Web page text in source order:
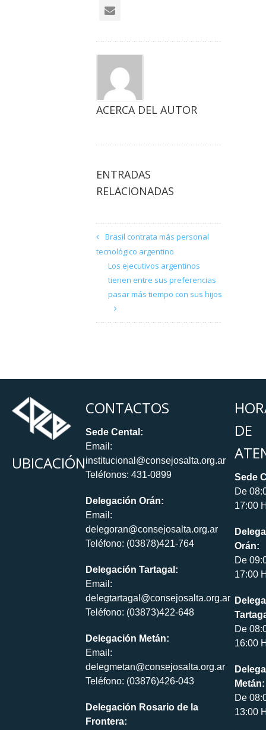
ACERCA DEL AUTOR
ENTRADAS
RELACIONADAS
Brasil contrata más personal
tecnológico argentino
Los ejecutivos argentinos
tienen entre sus preferencias
pasar más tiempo con sus hijos
UBICACIÓN
CONTACTOS
Sede Cental:
Email:
institucional@consejosalta.org.ar
Teléfonos: 431-0899
Delegación Orán:
Email:
delegoran@consejosalta.org.ar
Teléfono: (03878)421-764
Delegación Tartagal:
Email:
delegtartagal@consejosalta.org.ar
Teléfono: (03873)422-648
Delegación Metán:
Email:
delegmetan@consejosalta.org.ar
Teléfono: (03876)426-043
Delegación Rosario de la
Frontera:
DE
Sede
De
17:00
Orán:
De
17:00
De
16:00
Metán:
De
13:00